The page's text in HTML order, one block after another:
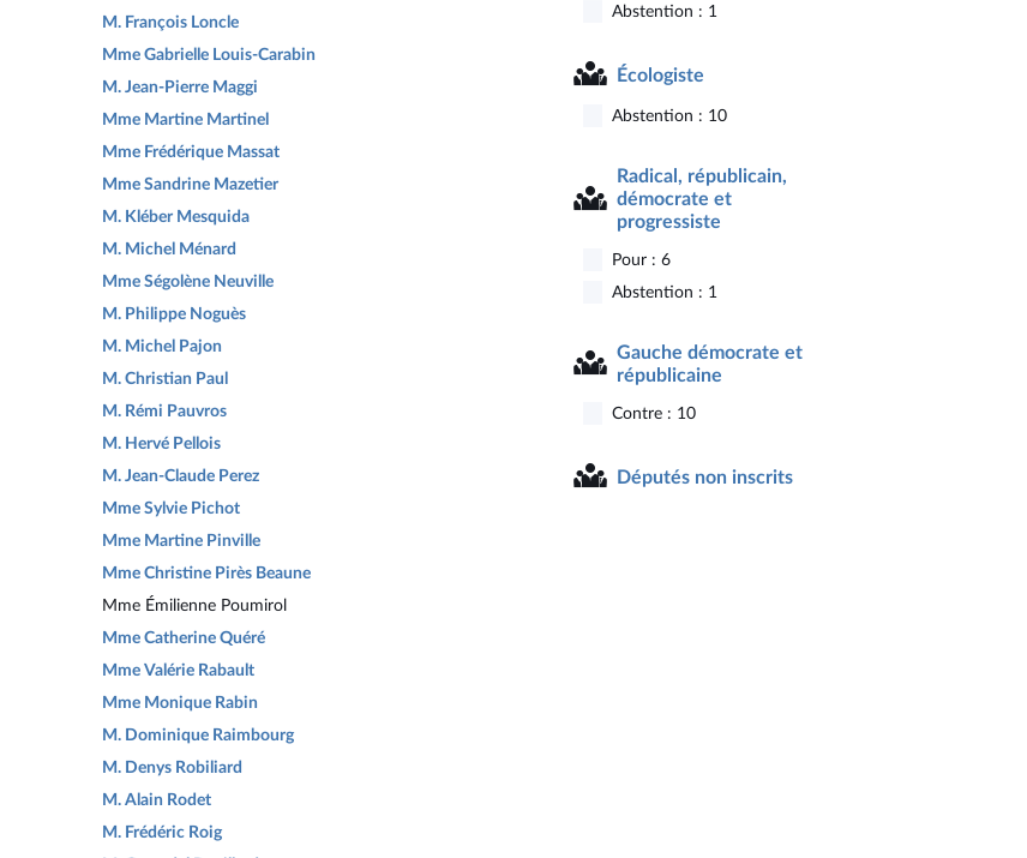
M. François Loncle
Mme Gabrielle Louis-Carabin
M. Jean-Pierre Maggi
Mme Martine Martinel
Mme Frédérique Massat
Mme Sandrine Mazetier
M. Kléber Mesquida
M. Michel Ménard
Mme Ségolène Neuville
M. Philippe Noguès
M. Michel Pajon
M. Christian Paul
M. Rémi Pauvros
M. Hervé Pellois
M. Jean-Claude Perez
Mme Sylvie Pichot
Mme Martine Pinville
Mme Christine Pirès Beaune
Mme Émilienne Poumirol
Mme Catherine Quéré
Mme Valérie Rabault
Mme Monique Rabin
M. Dominique Raimbourg
M. Denys Robiliard
M. Alain Rodet
M. Frédéric Roig
Abstention : 1
Écologiste
Abstention : 10
Radical, républicain,
démocrate et
progressiste
Pour : 6
Abstention : 1
Gauche démocrate et
républicaine
Contre : 10
Députés non inscrits